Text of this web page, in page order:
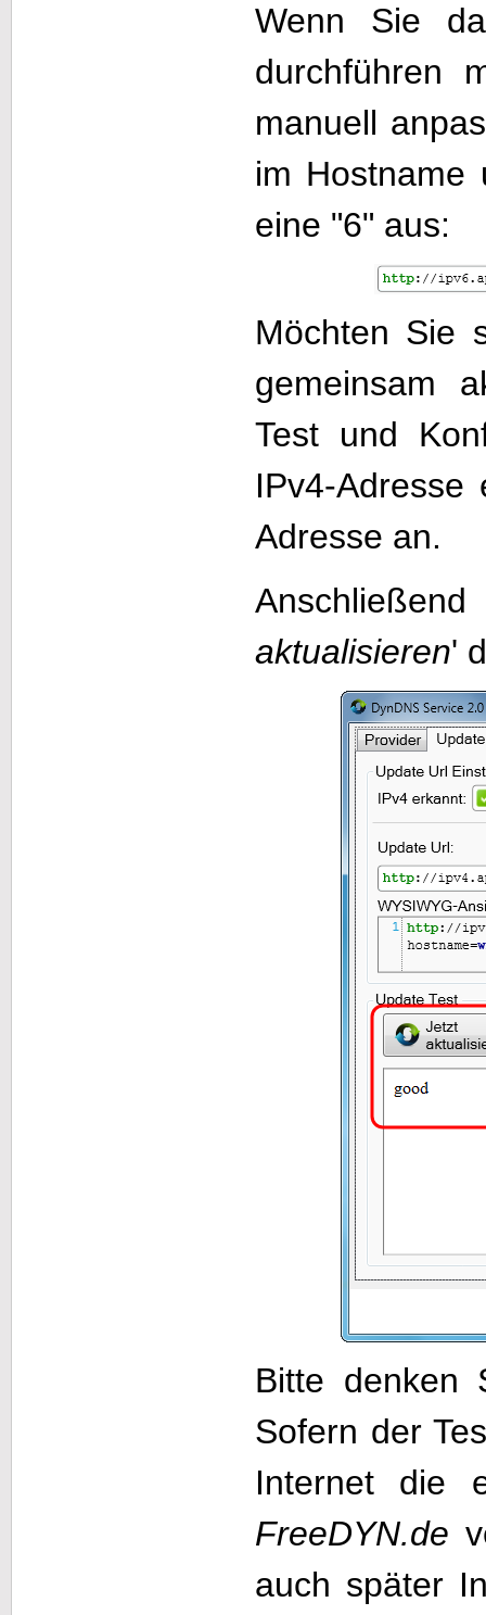
Wenn Sie
durchführen
manuell
im Hostname
eine "6" aus:
Möchten Sie
gemeinsam
Test und
IPv4-
Adresse an.
aktualisieren'
Bitte denken
Sofern der
Internet die
FreeDYN.de
auch später